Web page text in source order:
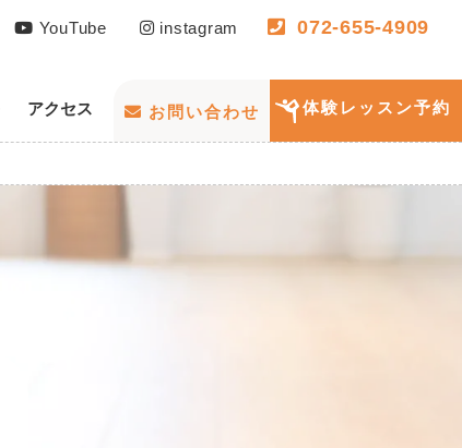
アクセス
YouTube instagram 072-655-4909
お問い合わせ 体験レッスン予約